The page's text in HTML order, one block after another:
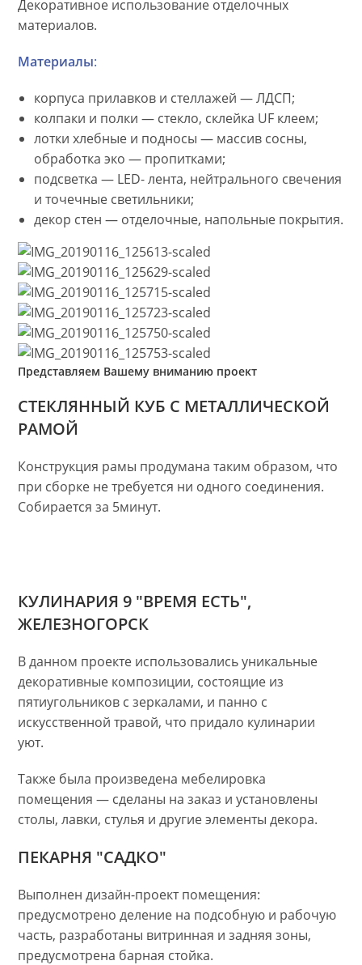
Декоративное использование отделочных
материалов.
Материалы:
корпуса прилавков и стеллажей — ЛДСП;
колпаки и полки — стекло, склейка UF клеем;
лотки хлебные и подносы — массив сосны,
обработка эко — пропитками;
подсветка — LED- лента, нейтрального свечения
и точечные светильники;
декор стен — отделочные, напольные покрытия.
Представляем Вашему вниманию проект
СТЕКЛЯННЫЙ КУБ С МЕТАЛЛИЧЕСКОЙ
РАМОЙ
Конструкция рамы продумана таким образом, что
при сборке не требуется ни одного соединения.
Собирается за 5минут.
КУЛИНАРИЯ 9 "ВРЕМЯ ЕСТЬ",
ЖЕЛЕЗНОГОРСК
В данном проекте использовались уникальные
декоративные композиции, состоящие из
пятиугольников с зеркалами, и панно с
искусственной травой, что придало кулинарии
уют.
Также была произведена мебелировка
помещения — сделаны на заказ и установлены
столы, лавки, стулья и другие элементы декора.
ПЕКАРНЯ "САДКО"
Выполнен дизайн-проект помещения:
предусмотрено деление на подсобную и рабочую
часть, разработаны витринная и задняя зоны,
предусмотрена барная стойка.